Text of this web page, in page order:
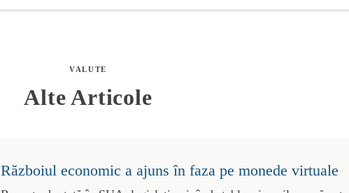
VALUTE
Alte Articole
Războiul economic a ajuns în faza pe monede virtuale